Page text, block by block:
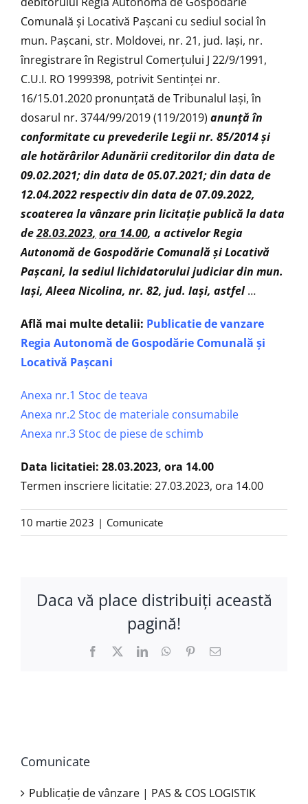
Comunală și Locativă Paşcani cu sediul social în
mun. Pașcani, str. Moldovei, nr. 21, jud. Iași, nr.
înregistrare în Registrul Comerţului J 22/9/1991,
C.U.I. RO 1999398, potrivit Sentinței nr.
16/15.01.2020 pronunţată de Tribunalul Iași, în
dosarul nr. 3744/99/2019 (119/2019) anunţăîn
conformitate cu prevederile Legii nr. 85/2014 şi
ale hotărârilor Adunării creditorilor din data de
09.02.2021; din data de 05.07.2021; din data de
12.04.2022 respectiv din data de 07.09.2022,
scoaterea la vânzare prin licitaţie publică la data
de28.03.2023, ora 14.00, a activelor Regia
Autonomă de Gospodărie Comunală și Locativă
Paşcani, lasediul lichidatorului judiciar din mun.
Iași, Aleea Nicolina, nr. 82, jud. Iași, astfel…
Află mai multe detalii: Publicatie de vanzare
Regia Autonomă de Gospodărie Comunală și
Locativă Paşcani
Anexa nr.1 Stoc de teava
Anexa nr.2 Stoc de materiale consumabile
Anexa nr.3 Stoc de piese de schimb
Data licitatiei: 28.03.2023, ora 14.00
Termen inscriere licitatie: 27.03.2023, ora 14.00
10 martie 2023 | Comunicate
Daca vă place distribuiţi această
pagină!
Facebook LinkedInWhatsApp
Pinterest
E-
Comunicate
Publicație de vânzare | PAS & COS LOGISTIK